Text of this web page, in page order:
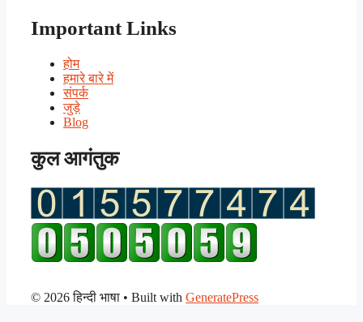
Important Links
होम
हमारे बारे में
संपर्क
जुड़े
Blog
कुल आगंतुक
© 2026 हिन्दी भाषा • Built with GeneratePress